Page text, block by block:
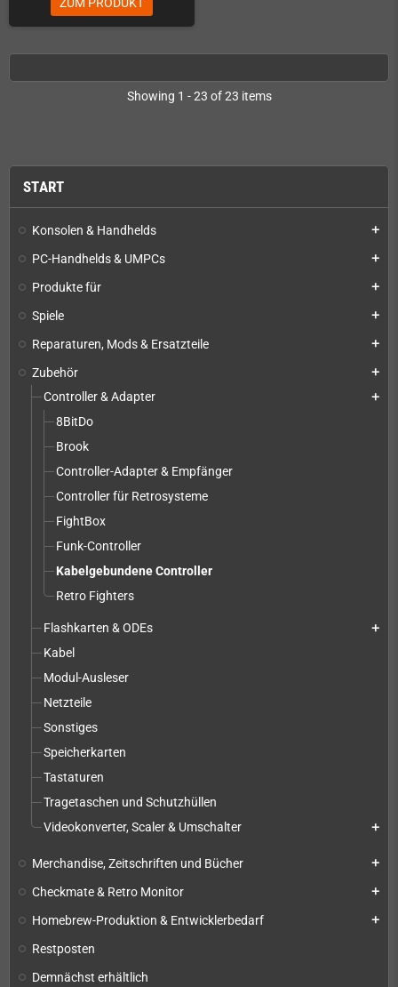
START
Konsolen & Handhelds add
PC-Handhelds & UMPCs add
Produkte für add
Spiele add
Reparaturen, Mods & Ersatzteile add
Zubehör add
Controller & Adapter add
8BitDo
Brook
Controller-Adapter & Empfänger
Controller für Retrosysteme
FightBox
Funk-Controller
Kabelgebundene Controller
Retro Fighters
Flashkarten & ODEs add
Kabel
Modul-Ausleser
Netzteile
Sonstiges
Speicherkarten
Tastaturen
Tragetaschen und Schutzhüllen
Videokonverter, Scaler & Umschalter
add
Merchandise, Zeitschriften und Bücher add
Checkmate & Retro Monitor add
Homebrew-Produktion & Entwicklerbedarf add
Restposten
Demnächst erhältlich
Showing 1 - 23 of 23 items